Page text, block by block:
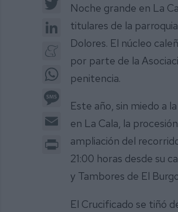
LinkedIn
Meneame
WhatsApp
Print
Noche grande en La
titulares de la
Dolores. El núcleo
por parte de la
penitencia.
Este año, sin miedo a
en La Cala, la
ampliación del
21:00 horas desde su
y Tambores de El
El Crucificado se tiñó